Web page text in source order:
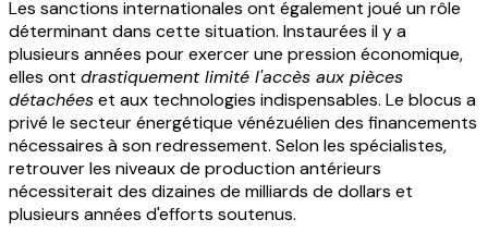
Les sanctions internationales ont également joué un rôle
déterminant dans cette situation. Instaurées il y a
plusieurs années pour exercer une pression économique,
elles ont drastiquement limité l'accès aux pièces
détachéeset aux technologies indispensables. Le blocus a
privé le secteur énergétique vénézuélien des financements
nécessaires à son redressement. Selon les spécialistes,
retrouver les niveaux de production antérieurs
nécessiterait des dizaines de milliards de dollars et
plusieurs années d'efforts soutenus.